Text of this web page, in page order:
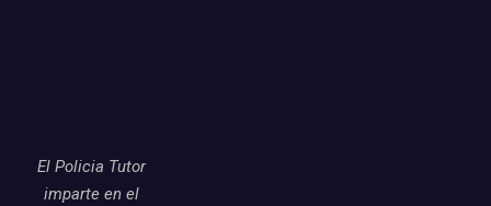
El Policia Tutor
imparte en el